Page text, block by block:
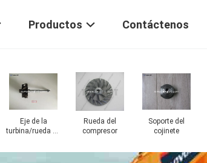
Productos Contáctenos
Asamblea/eje y
rueda del rotor
Motor de
turborreactor
El portador del
diario